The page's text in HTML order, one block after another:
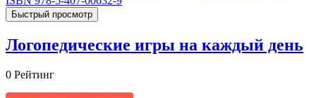
Быстрый просмотр
Логопедические игры на каждый день
0 Рейтинг